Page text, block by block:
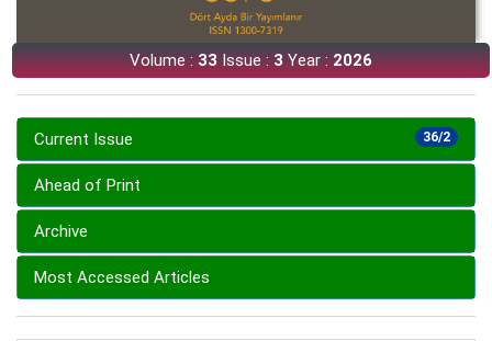
Volume :33Issue :3Year :2026
36/2
Current Issue
Ahead of Print
Archive
Most Accessed Articles